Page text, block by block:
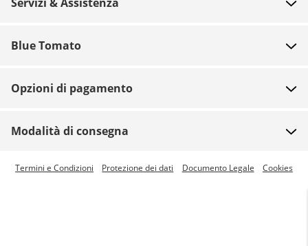
Pagamento
Resi
Tracciamento dell'ordine
Blue Tomato
Posti di lavoro
Blue World
Opzioni di pagamento
Modalità di consegna
Termini e Condizioni Protezione dei dati Documento Legale Cookies